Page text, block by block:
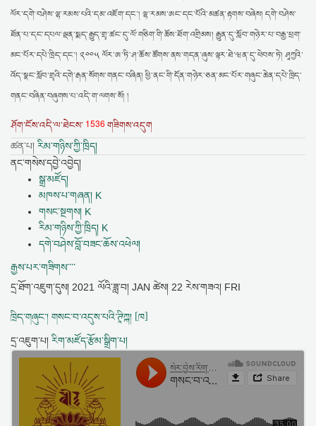
ལོར་དགེ་བཤེས་ལྷ་རམས་པའི་དམ་འཇོག་དང་། ལྷ་རམས་ཨང་དང་པོའི་མཚན་རྟགས་བཞེས། དགེ་བཤེས་
ཐོན་པ་དང་དཔལ་ལྡན་སྨད་རྒྱུད་གྲྭ་ཚང་དུ་ལོ་གཅིག་གི་ཆོས་ཐོག་འགྲིམས། རྒྱུན་དུ་སློབ་གཉེར་པ་བརྒྱ་ཕྲག་
མང་པོར་དཔེ་ཁྲིད་དང་། ༢༠༠༥ ལོར་ཨ་ཏི་ཤ་ཆོས་ཚོགས་ནས་གདན་ཞུས་ལྟར་ཐེ་ཝན་དུ་ཕེབས་ཏེ། ཤཱཀྱའི་
འོད་སྣང་སློབ་གྲྭའི་དགེ་རྒན་སོགས་གནང་བཞིན། ཕྱི་ནང་གི་དོན་གཉེར་ཅན་མང་པོར་གཞུང་ཆེན་དཔེ་ཁྲིད་
གནང་བཞིན་བཞུགས་པ་འདི་ག་ལགས་སོ། །
ཤོག་ངོས་འདི་ལ་ཐེངས་ 1536 གཟིགས་འདུག
ཚན་པ། རིམ་གཉིས་ཀྱི་ཁྲིད།
ནང་གསེས་དབྱེ་འབྱེད།
སྒྲ་མཛོད།
མཁས་པ་གཞན། K
གསང་སྔགས། K
རིམ་གཉིས་ཀྱི་ཁྲིད། K
དགེ་བཤེས་བློ་བཟང་ཆོས་འཕེལ།
རྒྱས་པར་གཟིགས་་་་
དྲ་ཐོག་འཇུག་དུས། 2021 ལོའི་ཟླ་བ། JAN ཚེས། 22 རེས་གཟའ། FRI
ཁྲིད་གཞུང་། གསང་བ་འདུས་པའི་ཊཱིཀྐ། [ཁ]
དྲ་འཇུག་པ། རིག་མཛོད་རྩོམ་སྒྲིག་པ།